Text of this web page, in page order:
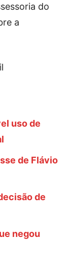
do
a
uso de
de Flávio
de
negou